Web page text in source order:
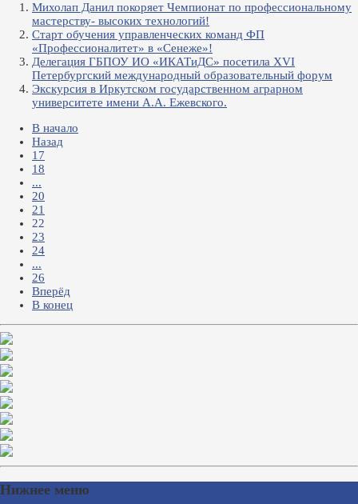
Михолап Данил покоряет Чемпионат по профессиональному
мастерству- высоких технологий!
Старт обучения управленческих команд ФП
«Профессионалитет» в «Сенеже»!
Делегация ГБПОУ ИО «ИКАТиДС» посетила XVI
Петербургский международный образовательный форум
Экскурсия в Иркутском государственном аграрном
университете имени А.А. Ежевского.
В начало
Назад
17
18
...
20
21
22
23
24
...
26
Вперёд
В конец
Нижнее меню